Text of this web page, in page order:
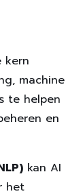
kern
machine
te helpen
en
kan AI
het